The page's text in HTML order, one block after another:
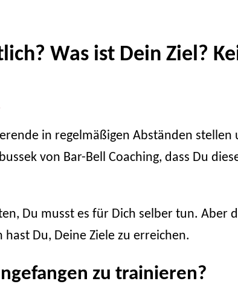
Was ist Dein Ziel?
in regelmäßigen Abständen stellen
von Bar-Bell Coaching, dass Du
Du musst es für Dich selber tun. Aber
Du, Deine Ziele zu erreichen.
zu trainieren?